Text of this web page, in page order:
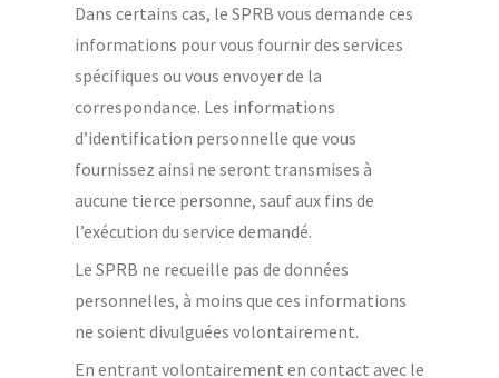
Dans certains cas, le SPRB vous demande ces
informations pour vous fournir des services
spécifiques ou vous envoyer de la
correspondance. Les informations
d’identification personnelle que vous
fournissez ainsi ne seront transmises à
aucune tierce personne, sauf aux fins de
l’exécution du service demandé.
Le SPRB ne recueille pas de données
personnelles, à moins que ces informations
ne soient divulguées volontairement.
En entrant volontairement en contact avec le